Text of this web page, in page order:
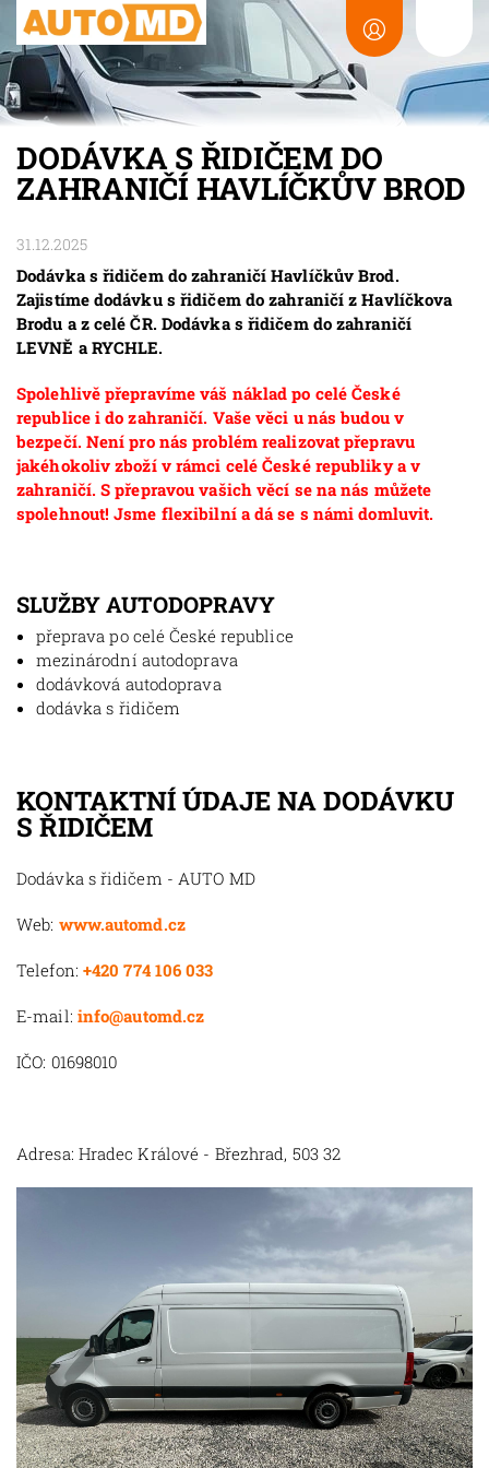
DODÁVKA S ŘIDIČEM DO
ZAHRANIČÍ HAVLÍČKŮV BROD
31.12.2025
Dodávka s řidičem do zahraničí Havlíčkův Brod.
Zajistíme dodávku s řidičem do zahraničí z Havlíčkova
Brodu a z celé ČR. Dodávka s řidičem do zahraničí
LEVNĚ a RYCHLE.
Spolehlivě přepravíme váš náklad po celé České
republice i do zahraničí. Vaše věci u nás budou v
bezpečí. Není pro nás problém realizovat přepravu
jakéhokoliv zboží v rámci celé České republiky a v
zahraničí. S přepravou vašich věcí se na nás můžete
spolehnout! Jsme flexibilní a dá se s námi domluvit.
SLUŽBY AUTODOPRAVY
přeprava po celé České republice
mezinárodní autodoprava
dodávková autodoprava
dodávka s řidičem
KONTAKTNÍ ÚDAJE NA DODÁVKU
S ŘIDIČEM
Dodávka s řidičem - AUTO MD
Web: www.automd.cz
Telefon: +420 774 106 033
E-mail: info@automd.cz
IČO: 01698010
Adresa: Hradec Králové - Březhrad, 503 32